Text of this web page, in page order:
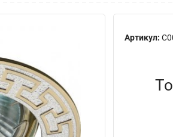
Артикул: